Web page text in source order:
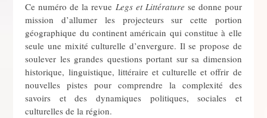
Ce numéro de la revue Legs et Littérature se donne pour
mission d’allumer les projecteurs sur cette portion
géographique du continent américain qui constitue à elle
seule une mixité culturelle d’envergure. Il se propose de
soulever les grandes questions portant sur sa dimension
historique, linguistique, littéraire et culturelle et offrir de
nouvelles pistes pour comprendre la complexité des
savoirs et des dynamiques politiques, sociales et
culturelles de la région.